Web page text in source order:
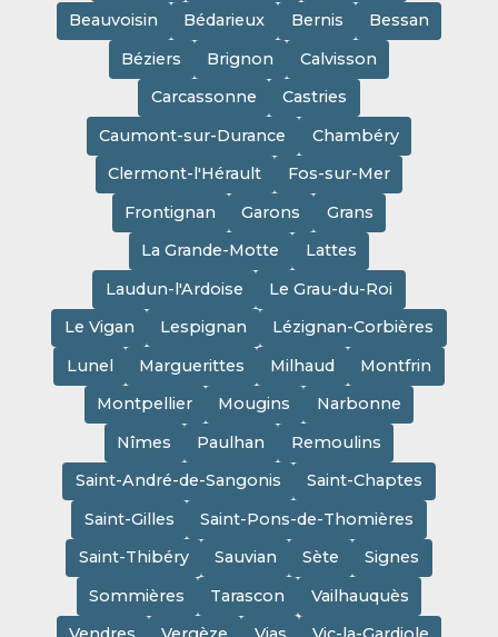
Beauvoisin
Bédarieux Bernis
Bessan
Béziers
Brignon
Calvisson
Carcassonne
Castries
Caumont-sur-Durance
Chambéry
Clermont-l'Hérault
Fos-sur-Mer
Frontignan
Garons
Grans
La Grande-Motte
Lattes
Laudun-l'Ardoise
Le Grau-du-Roi
Le Vigan
Lespignan
Lézignan-Corbières
Lunel
Marguerittes Milhaud
Montfrin
Montpellier
Mougins
Narbonne
Nîmes
Paulhan
Remoulins
Saint-André-de-Sangonis
Saint-Chaptes
Saint-Gilles
Saint-Pons-de-Thomières
Saint-Thibéry
Sauvian Sète
Signes
Sommières
Tarascon
Vailhauquès